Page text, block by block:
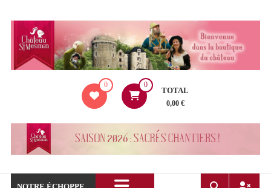
contenu
de
Mesmin
0 0
TOTAL
0,00 €